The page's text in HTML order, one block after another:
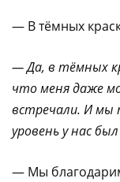
— В тёмных
— Да, в тёмных
что меня даже
встречали. И мы
уровень у нас
— Мы